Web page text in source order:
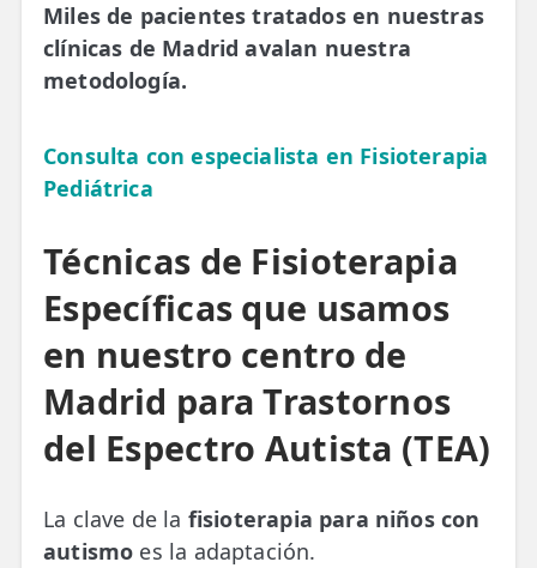
Miles de pacientes tratados en nuestras
clínicas de Madrid avalan nuestra
metodología.
Consulta con especialista en Fisioterapia
Pediátrica
Técnicas de Fisioterapia
Específicas que usamos
en nuestro centro de
Madrid para Trastornos
del Espectro Autista (TEA)
La clave de la fisioterapia para niños con
autismo es la adaptación.